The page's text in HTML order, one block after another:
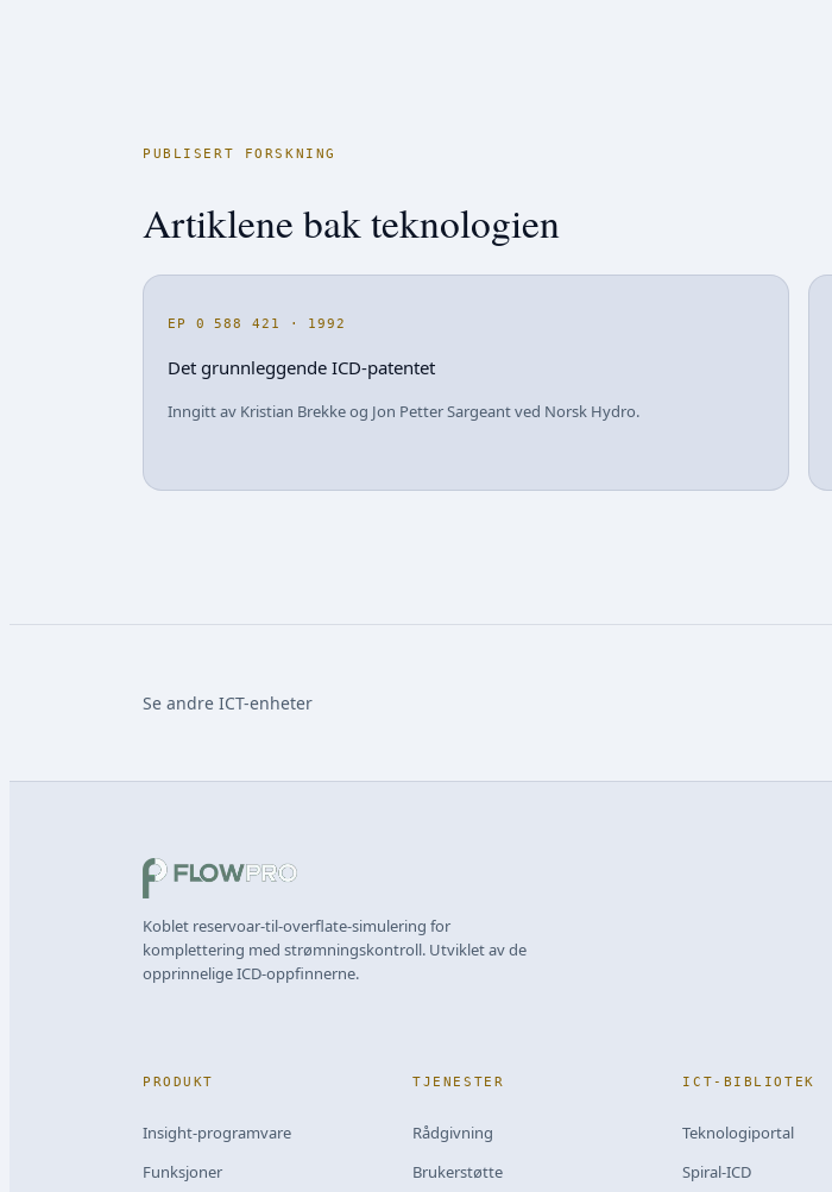
PUBLISERT FORSKNING
Artiklene bak teknologien
EP 0 588 421 · 1992
Det grunnleggende ICD-patentet
Inngitt av Kristian Brekke og Jon Petter Sargeant ved Norsk Hydro.
Se andre ICT-enheter
Koblet reservoar-til-overflate-simulering for
komplettering med strømningskontroll. Utviklet av de
opprinnelige ICD-oppfinnerne.
PRODUKT
Insight-programvare
Funksjoner
TJENESTER
Rådgivning
Brukerstøtte
ICT-BIBLIOTEK
Teknologiportal
Spiral-ICD